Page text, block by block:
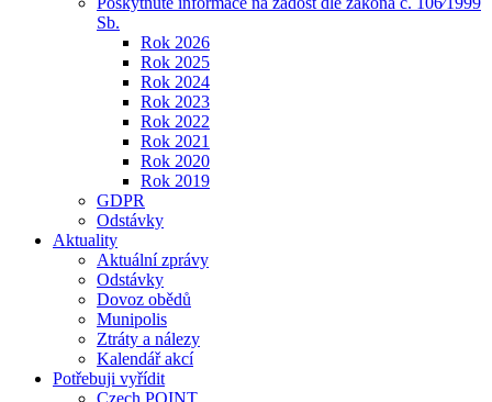
Sb.
Rok 2026
Rok 2025
Rok 2024
Rok 2023
Rok 2022
Rok 2021
Rok 2020
Rok 2019
GDPR
Odstávky
Aktuality
Aktuální zprávy
Odstávky
Dovoz obědů
Munipolis
Ztráty a nálezy
Kalendář akcí
Potřebuji vyřídit
Czech POINT